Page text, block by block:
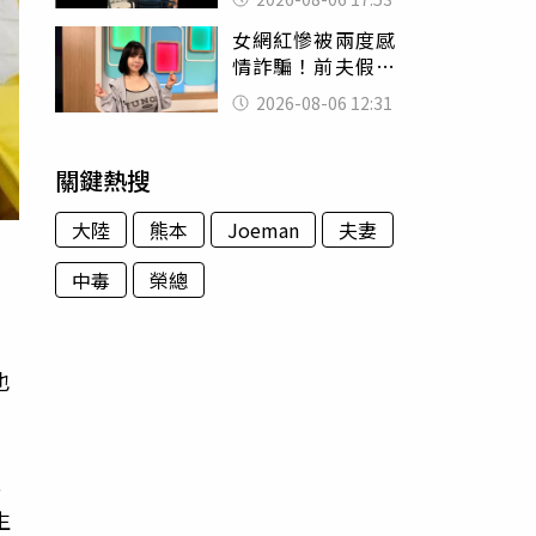
身份辦假證落戶
女網紅慘被兩度感
情詐騙！前夫假割
頸詐光200萬再遇假
富商「養套殺2000
2026-08-06 12:31
關鍵熱搜
大陸 熊本 Joeman
夫妻
中毒
榮總